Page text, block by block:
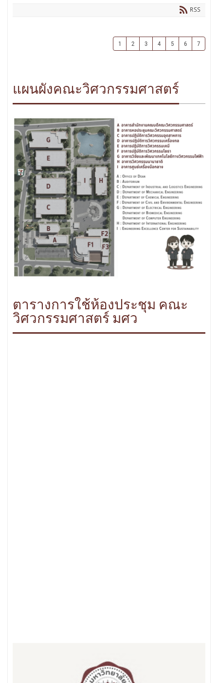
RSS
1 2 3 4 5 6 7
แผนผังคณะวิศวกรรมศาสตร์
ตารางการใช้ห้องประชุม คณะ
วิศวกรรมศาสตร์ มศว